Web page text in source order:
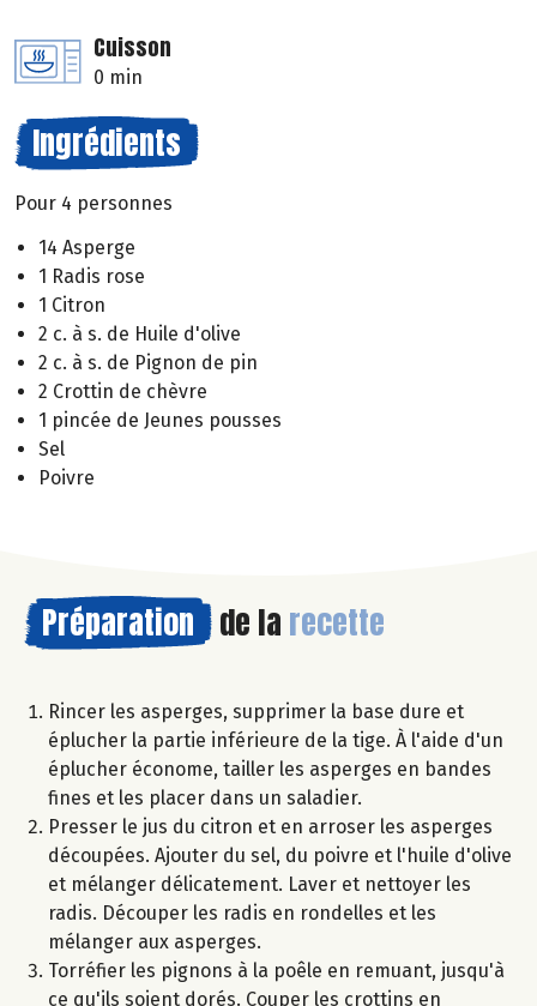
Cuisson
0 min
Ingrédients
Pour 4 personnes
14 Asperge
1 Radis rose
1 Citron
2 c. à s. de Huile d'olive
2 c. à s. de Pignon de pin
2 Crottin de chèvre
1 pincée de Jeunes pousses
Sel
Poivre
Préparation de la recette
Rincer les asperges, supprimer la base dure et
éplucher la partie inférieure de la tige. À l'aide d'un
éplucher économe, tailler les asperges en bandes
fines et les placer dans un saladier.
Presser le jus du citron et en arroser les asperges
découpées. Ajouter du sel, du poivre et l'huile d'olive
et mélanger délicatement. Laver et nettoyer les
radis. Découper les radis en rondelles et les
mélanger aux asperges.
Torréfier les pignons à la poêle en remuant, jusqu'à
ce qu'ils soient dorés. Couper les crottins en